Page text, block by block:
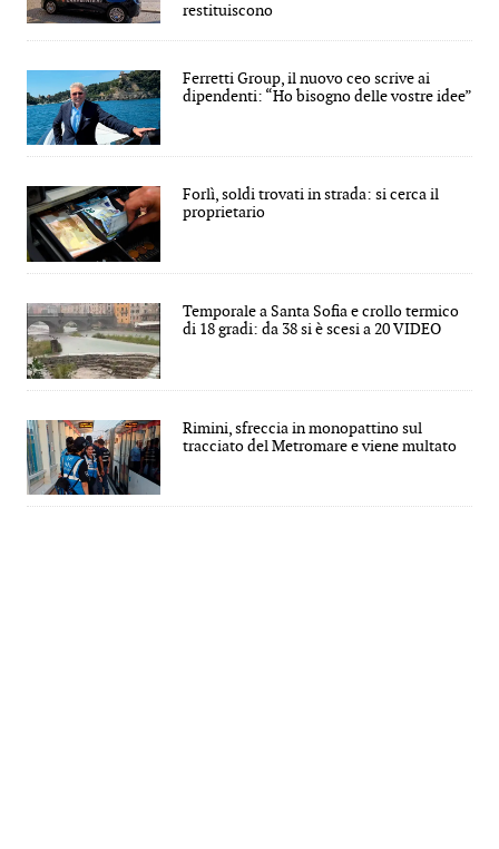
restituiscono
Ferretti Group, il nuovo ceo scrive ai
dipendenti: “Ho bisogno delle vostre idee”
Forlì, soldi trovati in strada: si cerca il
proprietario
Temporale a Santa Sofia e crollo termico
di 18 gradi: da 38 si è scesi a 20 VIDEO
Rimini, sfreccia in monopattino sul
tracciato del Metromare e viene multato